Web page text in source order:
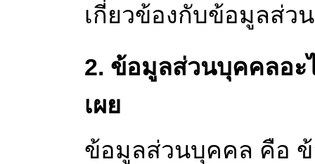
เกี่ยวข้องกับข้อมูลส่ว
2. ข้อมูลส่วนบุคคลอะ
เผย
ข้อมูลส่วนบุคคล คือ ข้